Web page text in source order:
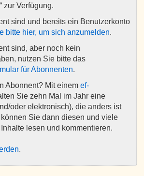
zur Verfügung.
sind und bereits ein Benutzerkonto
bitte hier, um sich anzumelden.
sind, aber noch kein
nutzen Sie bitte das
für Abonnenten.
Abonnent? Mit einem ef-
Sie zehn Mal im Jahr eine
oder elektronisch), die anders ist
Sie dann diesen und viele
lesen und kommentieren.
.